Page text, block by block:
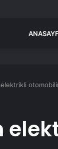
elektrikli